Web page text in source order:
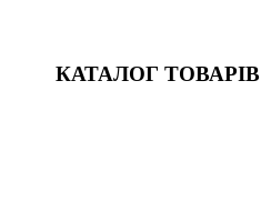
КАТАЛОГ ТОВАРІВ